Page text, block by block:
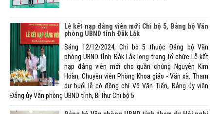
Lễ kết nạp đảng viên mới Chi bộ 5, Đảng bộ Văn
phòng UBND tỉnh Đắk Lắk
Sáng 12/12/2024, Chi bộ 5 thuộc Đảng bộ Văn
phòng UBND tỉnh Đắk Lắk long trọng tổ chức Lễ kết
nạp đảng viên mới cho quần chúng Nguyễn Kim
Hoàn, Chuyên viên Phòng Khoa giáo - Văn xã. Tham
dự buổi lễ có đồng chí Võ Văn Tiến, Đảng ủy viên
Đảng ủy Văn phòng UBND tỉnh, Bí thư Chi bộ 5.